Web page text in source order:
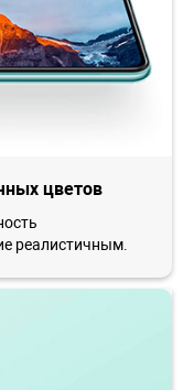
цветов
реалистичным.